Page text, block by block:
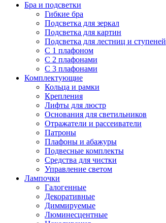
Бра и подсветки
Гибкие бра
Подсветка для зеркал
Подсветка для картин
Подсветка для лестниц и ступеней
С 1 плафоном
С 2 плафонами
С 3 плафонами
Комплектующие
Кольца и рамки
Крепления
Лифты для люстр
Основания для светильников
Отражатели и рассеиватели
Патроны
Плафоны и абажуры
Подвесные комплекты
Средства для чистки
Управление светом
Лампочки
Галогенные
Декоративные
Диммируемые
Люминесцентные